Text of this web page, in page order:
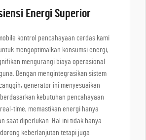
Energi Superior
kontrol pencahayaan cerdas kami
mengoptimalkan konsumsi energi,
mengurangi biaya operasional
Dengan mengintegrasikan sistem
generator ini menyesuaikan
kebutuhan pencahayaan
time, memastikan energi hanya
saat diperlukan. Hal ini tidak hanya
keberlanjutan tetapi juga